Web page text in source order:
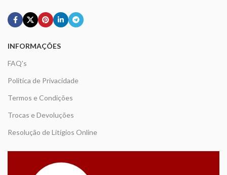
INFORMAÇÕES
FAQ's
Politica de Privacidade
Termos e Condições
Trocas e Devoluções
Resolução de Litígios Online